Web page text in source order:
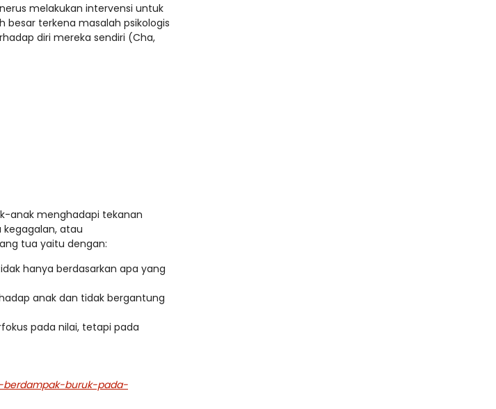
melakukan intervensi untuk
besar terkena masalah psikologis
diri mereka sendiri (Cha,
anak menghadapi tekanan
atau
tua yaitu dengan:
hanya berdasarkan apa yang
anak dan tidak bergantung
pada nilai, tetapi pada
buruk-pada-